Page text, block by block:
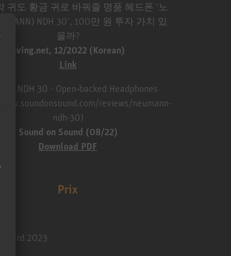
귀도 황금 귀로 바꿔줄 명품 헤드폰 ‘노
NDH 30’, 100만 원 투자 가치 있
을까?
Aving.net, 12/2022 (Korean)
Link
NDH 30 - Open‑backed Headphones
reviews/neumann-
ndh-30)
Sound on Sound (08/22)
Download PDF
Prix
Award 2023